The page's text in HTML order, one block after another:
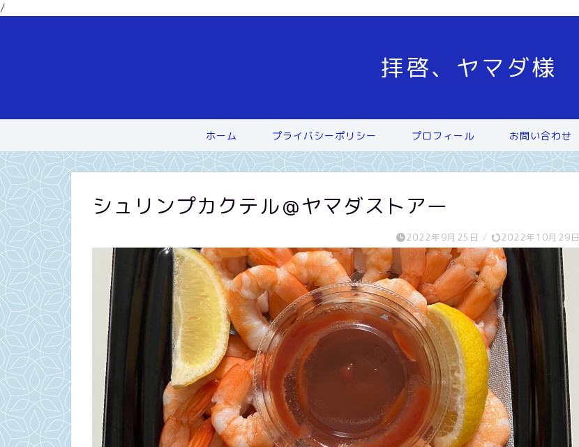
/
拝啓、ヤマダ様
ホーム プライバシーポリシー プロフィール お問い合わせ
シュリンプカクテル＠ヤマダストアー
2022年9月25日 / 2022年10月29日